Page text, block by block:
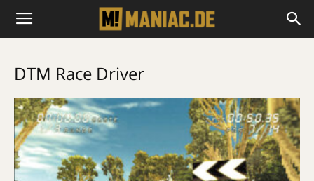
DTM Race Driver